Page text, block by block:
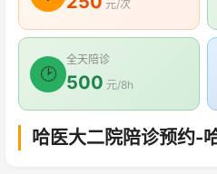
元/次
🕑
全天陪诊
500 元/8h
哈医大二院陪诊预约-